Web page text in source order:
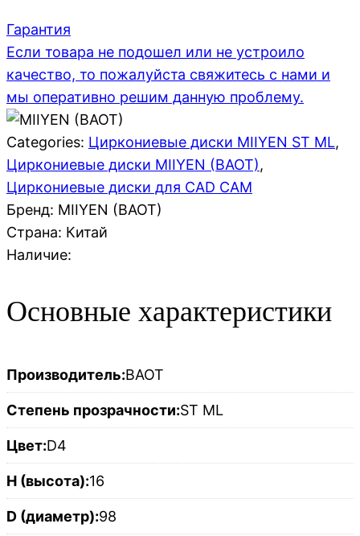
Гарантия
Если товара не подошел или не устроило
качество, то пожалуйста свяжитесь с нами и
мы оперативно решим данную проблему.
Categories: Циркониевые диски MIIYEN ST ML,
Циркониевые диски MIIYEN (BAOT),
Циркониевые диски для CAD CAM
Бренд: MIIYEN (BAOT)
Страна: Китай
Наличие:
Основные характеристики
Производитель:BAOT
Степень прозрачности:ST ML
Цвет:D4
H (высота):16
D (диаметр):98